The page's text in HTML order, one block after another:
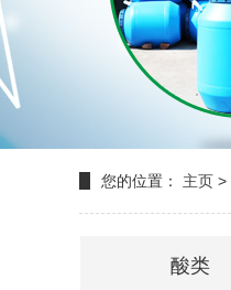
您的位置： 主页 >
酸类